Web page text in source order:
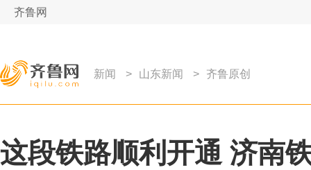
齐鲁网
新闻 > 山东新闻 > 齐鲁原创
这段铁路顺利开通 济南